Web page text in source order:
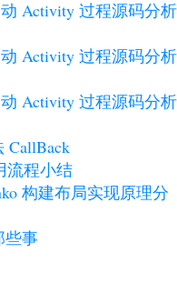
Activity 过程源码分析
Activity 过程源码分析
Activity 过程源码分析
CallBack
流程小结
构建布局实现原理分
些事